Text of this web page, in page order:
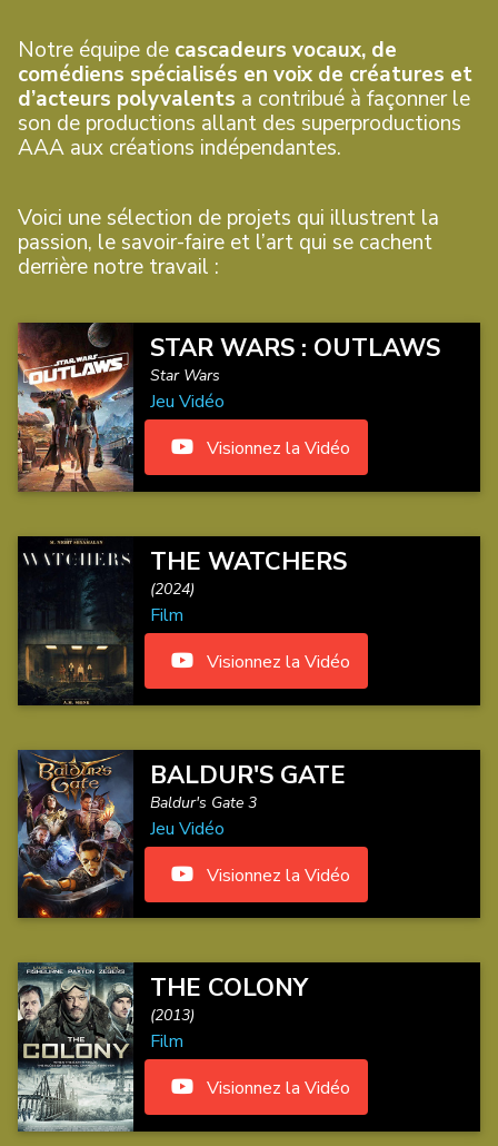
Notre équipe de cascadeurs vocaux, de
comédiens spécialisés en voix de créatures et
d’acteurs polyvalents a contribué à façonner le
son de productions allant des superproductions
AAA aux créations indépendantes.
Voici une sélection de projets qui illustrent la
passion, le savoir-faire et l’art qui se cachent
derrière notre travail :
STAR WARS : OUTLAWS
Star Wars
Jeu Vidéo
Visionnez la Vidéo
THE WATCHERS
(2024)
Film
Visionnez la Vidéo
BALDUR'S GATE
Baldur's Gate 3
Jeu Vidéo
Visionnez la Vidéo
THE COLONY
(2013)
Film
Visionnez la Vidéo